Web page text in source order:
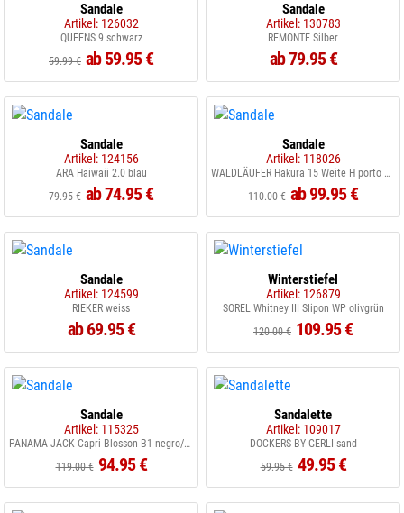
Sandale
Artikel: 126032
QUEENS 9 schwarz
59.99 € ab 59.95 €
Sandale
Artikel: 130783
REMONTE Silber
ab 79.95 €
Sandale
Artikel: 124156
ARA Haiwaii 2.0 blau
79.95 € ab 74.95 €
Sandale
Artikel: 118026
WALDLÄUFER Hakura 15 Weite H porto perl
110.00 € ab 99.95 €
Sandale
Artikel: 124599
RIEKER weiss
ab 69.95 €
Winterstiefel
Artikel: 126879
SOREL Whitney III Slipon WP olivgrün
120.00 € 109.95 €
Sandale
Artikel: 115325
PANAMA JACK Capri Blosson B1 negro/black
119.00 € 94.95 €
Sandalette
Artikel: 109017
DOCKERS BY GERLI sand
59.95 € 49.95 €